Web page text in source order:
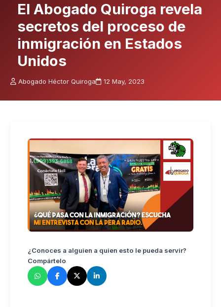
El Abogado Quiroga revela
secretos del proceso de
inmigración en Estados
Unidos
Abogado Héctor Quiroga 12 May, 2023
¿Conoces a alguien a quien esto le pueda servir?
Compártelo